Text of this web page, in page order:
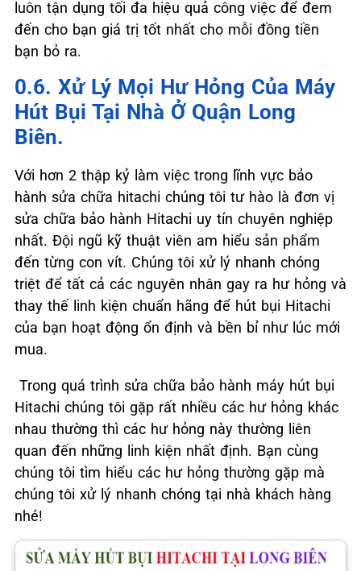
luôn tận dụng tối đa hiệu quả công việc để đem
đến cho bạn giá trị tốt nhất cho mỗi đồng tiền
bạn bỏ ra.
0.6. Xử Lý Mọi Hư Hỏng Của Máy
Hút Bụi Tại Nhà Ở Quận Long
Biên.
Với hơn 2 thập kỷ làm việc trong lĩnh vực bảo
hành sửa chữa hitachi chúng tôi tư hào là đơn vị
sửa chữa bảo hành Hitachi uy tín chuyên nghiệp
nhất. Đội ngũ kỹ thuật viên am hiểu sản phẩm
đến từng con vít. Chúng tôi xử lý nhanh chóng
triệt để tất cả các nguyên nhân gay ra hư hỏng và
thay thế linh kiện chuẩn hãng để hút bụi Hitachi
của bạn hoạt động ổn định và bền bỉ như lúc mới
mua.
Trong quá trình sửa chữa bảo hành máy hút bụi
Hitachi chúng tôi gặp rất nhiều các hư hỏng khác
nhau thường thì các hư hỏng này thường liên
quan đến những linh kiện nhất định. Bạn cùng
chúng tôi tìm hiểu các hư hỏng thường gặp mà
chúng tôi xử lý nhanh chóng tại nhà khách hàng
nhé!